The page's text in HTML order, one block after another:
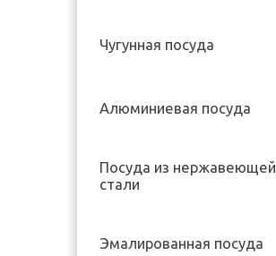
Чугунная посуда
Алюминиевая посуда
Посуда из нержавеющей
стали
Эмалированная посуда